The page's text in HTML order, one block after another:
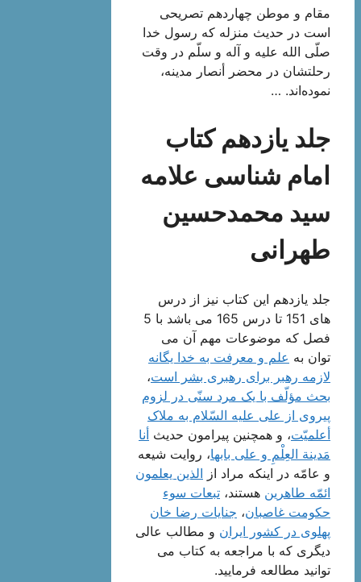
مقام و موطن چهاردهم تصریحی
است در حدیث منزله که رسول خدا
صلّی الله علیه و آله و سلّم در وقت
رحلتشان در محضر أنصار مدینه،
نموده‌اند. …
جلد یازدهم کتاب
امام شناسی علامه
سید محمدحسین
طهرانی
جلد یازدهم این کتاب نیز از درس
های 151 تا درس 165 می باشد با 5
فصل که موضوعات مهم آن می
توان بهعلم و معرفت به خدا یگانه
لازمه رهبر براى رهبرى بشر است،
بحث مؤلّف با یک مرد سنّى در لزوم
پیروى از على علیه السّلام به ملاک
أعلمیّت‌، و همچنین پیرامون حدیثأنا
مَدینة العِلْمِ و على بابها، روایت شیعه
و عامّه در اینکه مراد از الذین یعلمون
ائمّه طاهرینهستند،تبعات سوء
حکومت غاصبان‌،جنایات رضا خان
پهلوى در کشور ایران‌و مطالب عالی
دیگری که با مراجعه به کتاب می
توانید مطالعه فرمایید.